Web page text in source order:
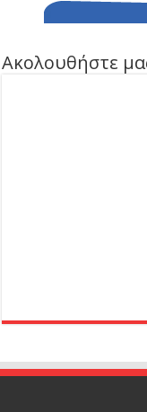
Ακολουθήστε